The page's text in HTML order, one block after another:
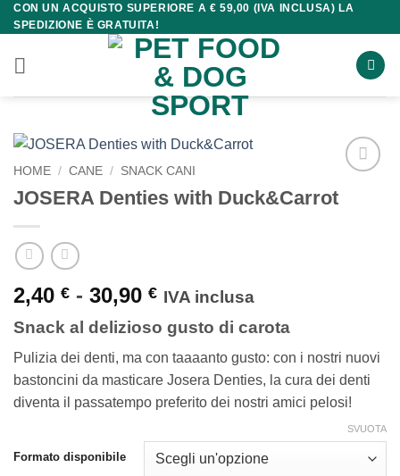
Salta
ai
contenuti
CON UN ACQUISTO SUPERIORE A € 59,00 (IVA INCLUSA) LA
SPEDIZIONE È GRATUITA!
HOME / CANE / SNACK CANI
JOSERA Denties with Duck&Carrot
2,40 € - 30,90 €Fascia
prezzo:
da
2,40 €
a
IVA inclusa
Snack al delizioso gusto di carota
Pulizia dei denti, ma con taaaanto gusto: con i nostri nuovi
bastoncini da masticare Josera Denties, la cura dei denti
diventa il passatempo preferito dei nostri amici pelosi!
Formato disponibile
SVUOTA